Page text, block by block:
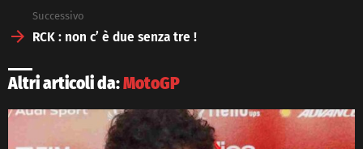
Successivo
RCK : non c’ è due senza tre !
Altri articoli da:MotoGP